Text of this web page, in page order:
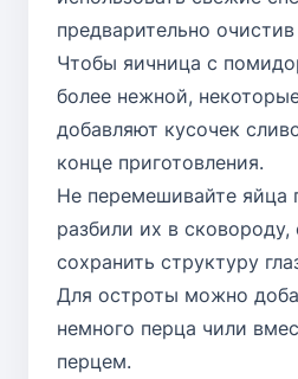
предварительно
Чтобы яичница с
более нежной,
добавляют кусочек
конце приготовления.
Не перемешивайте яйца
разбили их в сковороду,
сохранить структуру
Для остроты можно
немного перца чили
перцем.